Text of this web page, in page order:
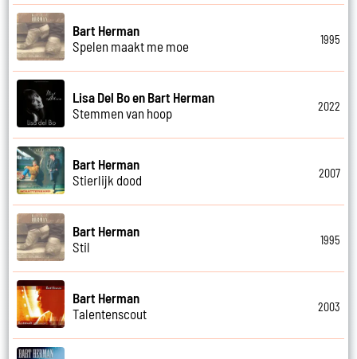
Bart Herman
Spelen maakt me moe
1995
Lisa Del Bo en Bart Herman
Stemmen van hoop
2022
Bart Herman
Stierlijk dood
2007
Bart Herman
Stil
1995
Bart Herman
Talentenscout
2003